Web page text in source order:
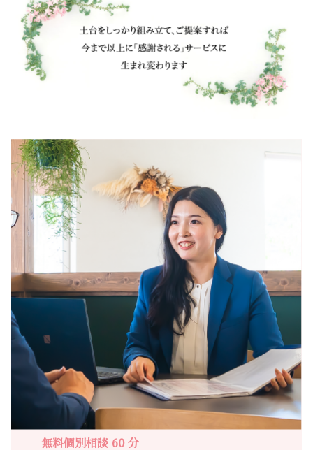
無料個別相談 60 分